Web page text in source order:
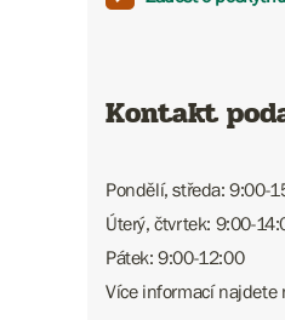
Kontakt
Pondělí, středa: 9:00-
Úterý, čtvrtek: 9:00-
Pátek: 9:00-12:00
Více informací najdete